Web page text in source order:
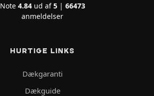
Note 4.84ud af5| 66473
anmeldelser
HURTIGE LINKS
Dækgaranti
Dækguide